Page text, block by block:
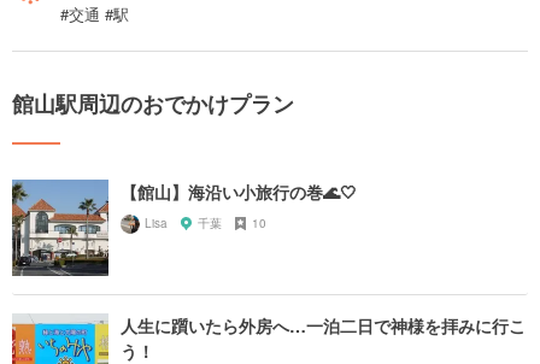
#交通 #駅
館山駅周辺のおでかけプラン
【館山】海沿い小旅行の巻🌊🤍
Lisa 千葉 10
人生に躓いたら外房へ…一泊二日で神様を拝みに行こ
う！